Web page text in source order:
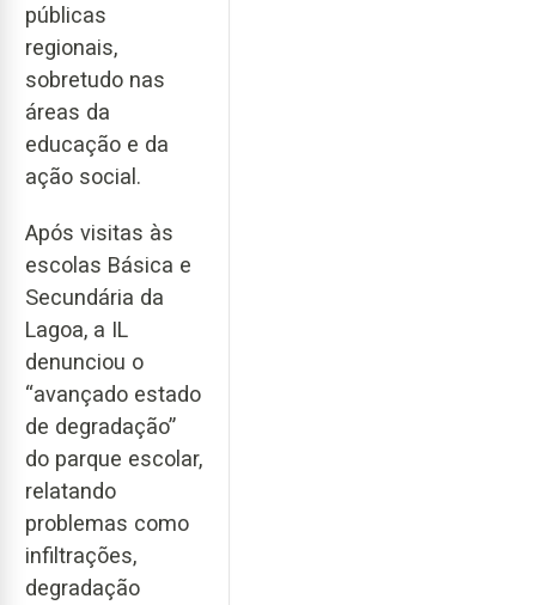
públicas
regionais,
sobretudo nas
áreas da
educação e da
ação social.
Após visitas às
escolas Básica e
Secundária da
Lagoa, a IL
denunciou o
“avançado estado
de degradação”
do parque escolar,
relatando
problemas como
infiltrações,
degradação